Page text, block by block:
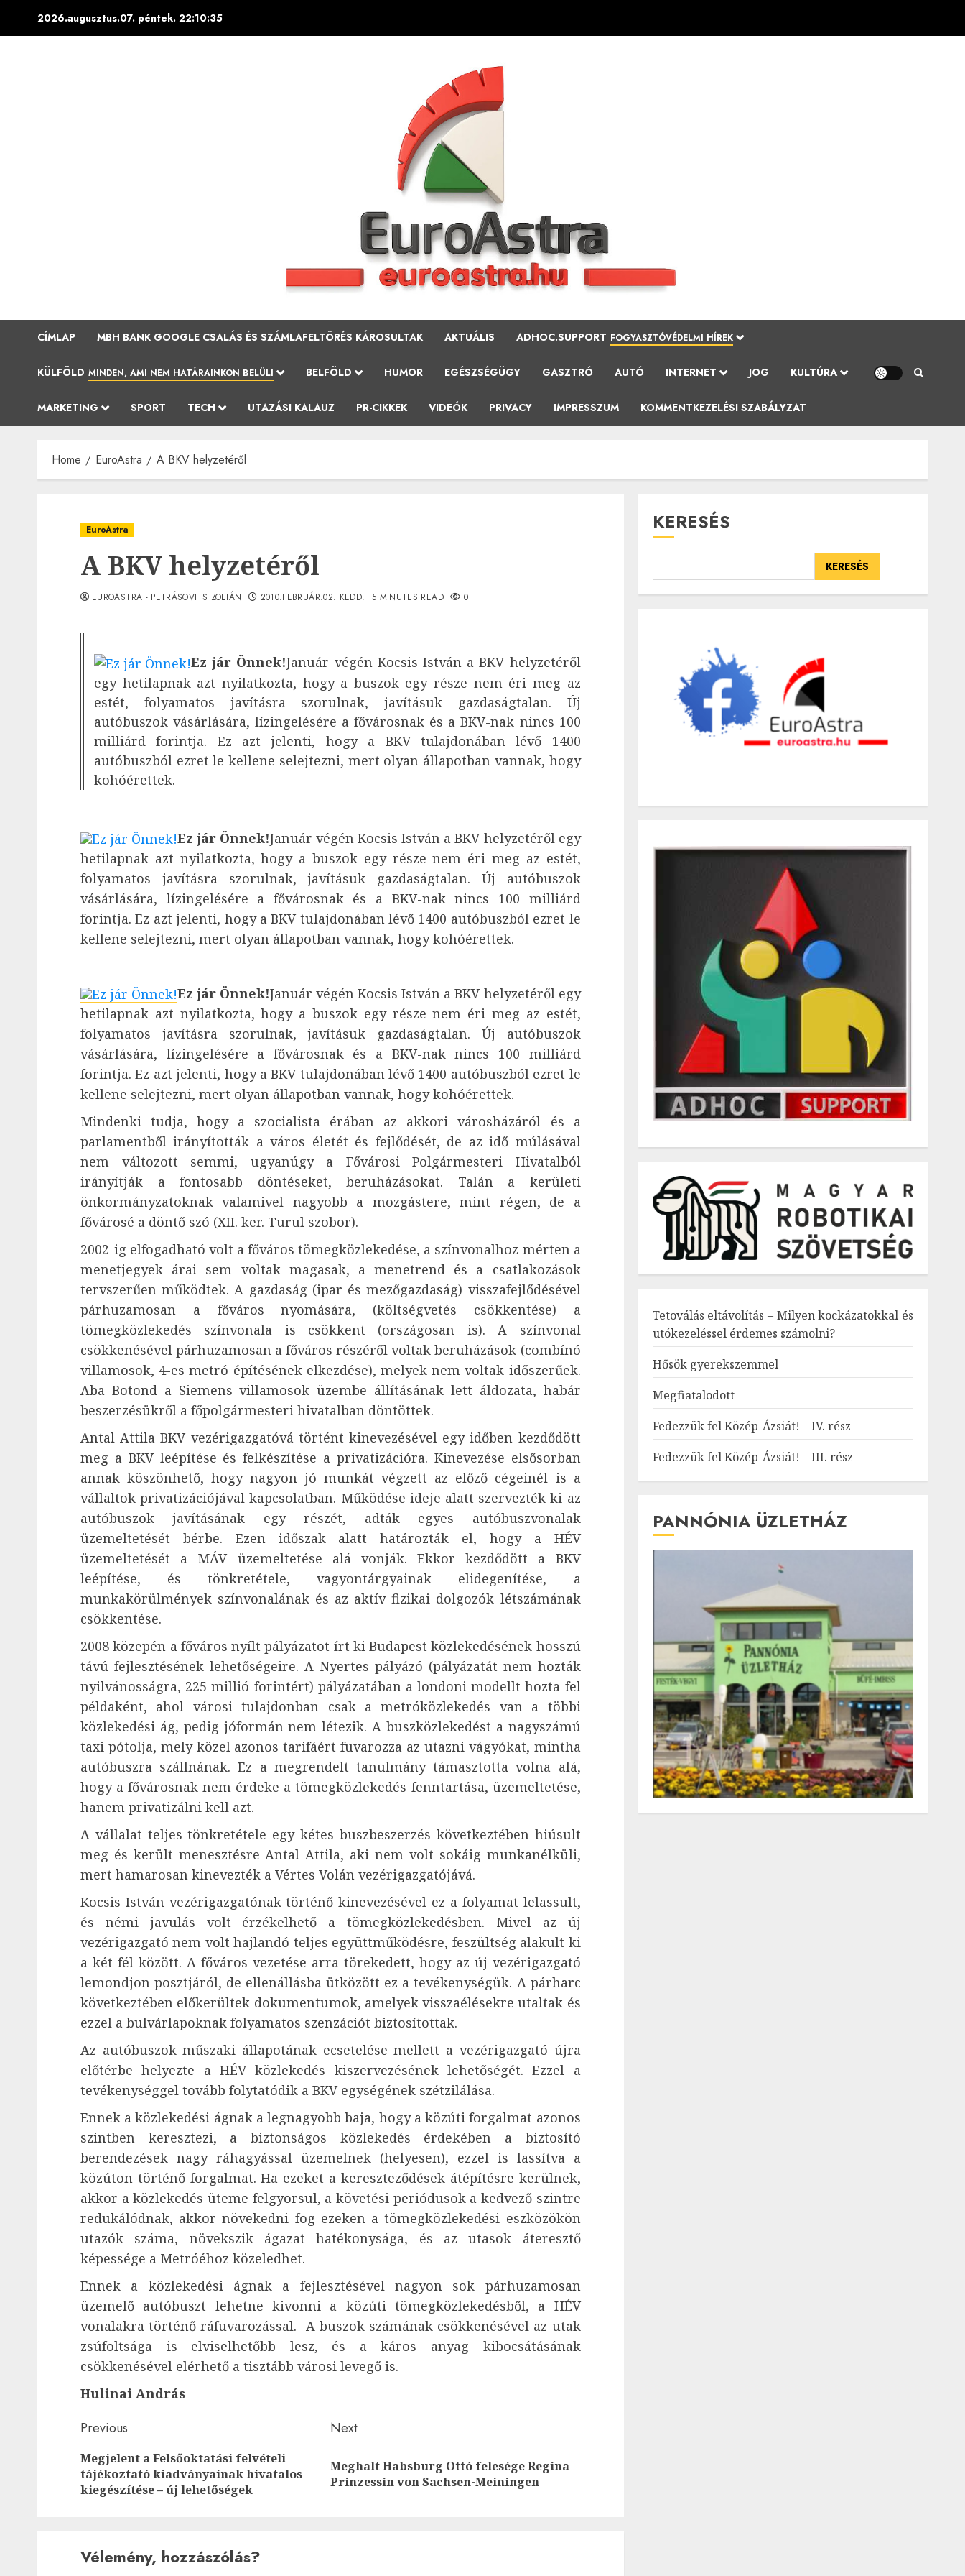
2026.augusztus.07. péntek. 22:10:36
CÍMLAP MBH BANK GOOGLE CSALÁS ÉS SZÁMLAFELTÖRÉS KÁROSULTAK AKTUÁLIS ADHOC.SUPPORT FOGYASZTÓVÉDELMI HÍREK
KÜLFÖLD MINDEN, AMI NEM HATÁRAINKON BELÜLI BELFÖLD HUMOR EGÉSZSÉGÜGY GASZTRÓ AUTÓ INTERNET JOG KULTÚRA
MARKETING SPORT TECH UTAZÁSI KALAUZ PR-CIKKEK VIDEÓK PRIVACY IMPRESSZUM KOMMENTKEZELÉSI SZABÁLYZAT
Home EuroAstra A BKV helyzetéről
EuroAstra
A BKV helyzetéről
EUROASTRA - PETRÁSOVITS ZOLTÁN 2010.FEBRUÁR.02. KEDD. 5 MINUTES READ 0
Ez jár Önnek!Január végén Kocsis István a BKV helyzetéről
egy hetilapnak azt nyilatkozta, hogy a buszok egy része nem éri meg az
estét, folyamatos javításra szorulnak, javításuk gazdaságtalan. Új
autóbuszok vásárlására, lízingelésére a fővárosnak és a BKV-nak nincs 100
milliárd forintja. Ez azt jelenti, hogy a BKV tulajdonában lévő 1400
autóbuszból ezret le kellene selejtezni, mert olyan állapotban vannak, hogy
kohóérettek.
Ez jár Önnek!Január végén Kocsis István a BKV helyzetéről egy
hetilapnak azt nyilatkozta, hogy a buszok egy része nem éri meg az estét,
folyamatos javításra szorulnak, javításuk gazdaságtalan. Új autóbuszok
vásárlására, lízingelésére a fővárosnak és a BKV-nak nincs 100 milliárd
forintja. Ez azt jelenti, hogy a BKV tulajdonában lévő 1400 autóbuszból ezret le
kellene selejtezni, mert olyan állapotban vannak, hogy kohóérettek.
Ez jár Önnek!Január végén Kocsis István a BKV helyzetéről egy
hetilapnak azt nyilatkozta, hogy a buszok egy része nem éri meg az estét,
folyamatos javításra szorulnak, javításuk gazdaságtalan. Új autóbuszok
vásárlására, lízingelésére a fővárosnak és a BKV-nak nincs 100 milliárd
forintja. Ez azt jelenti, hogy a BKV tulajdonában lévő 1400 autóbuszból ezret le
kellene selejtezni, mert olyan állapotban vannak, hogy kohóérettek.
Mindenki tudja, hogy a szocialista érában az akkori városházáról és a
parlamentből irányították a város életét és fejlődését, de az idő múlásával
nem változott semmi, ugyanúgy a Fővárosi Polgármesteri Hivatalból
irányítják a fontosabb döntéseket, beruházásokat. Talán a kerületi
önkormányzatoknak valamivel nagyobb a mozgástere, mint régen, de a
fővárosé a döntő szó (XII. ker. Turul szobor).
2002-ig elfogadható volt a főváros tömegközlekedése, a színvonalhoz mérten a
menetjegyek árai sem voltak magasak, a menetrend és a csatlakozások
tervszerűen működtek. A gazdaság (ipar és mezőgazdaság) visszafejlődésével
párhuzamosan a főváros nyomására, (költségvetés csökkentése) a
tömegközlekedés színvonala is csökkent (országosan is). A színvonal
csökkenésével párhuzamosan a főváros részéről voltak beruházások (combínó
villamosok, 4-es metró építésének elkezdése), melyek nem voltak időszerűek.
Aba Botond a Siemens villamosok üzembe állításának lett áldozata, habár
beszerzésükről a főpolgármesteri hivatalban döntöttek.
Antal Attila BKV vezérigazgatóvá történt kinevezésével egy időben kezdődött
meg a BKV leépítése és felkészítése a privatizációra. Kinevezése elsősorban
annak köszönhető, hogy nagyon jó munkát végzett az előző cégeinél is a
vállaltok privatizációjával kapcsolatban. Működése ideje alatt szervezték ki az
autóbuszok javításának egy részét, adták egyes autóbuszvonalak
üzemeltetését bérbe. Ezen időszak alatt határozták el, hogy a HÉV
üzemeltetését a MÁV üzemeltetése alá vonják. Ekkor kezdődött a BKV
leépítése, és tönkretétele, vagyontárgyainak elidegenítése, a
munkakörülmények színvonalának és az aktív fizikai dolgozók létszámának
csökkentése.
2008 közepén a főváros nyílt pályázatot írt ki Budapest közlekedésének hosszú
távú fejlesztésének lehetőségeire. A Nyertes pályázó (pályázatát nem hozták
nyilvánosságra, 225 millió forintért) pályázatában a londoni modellt hozta fel
példaként, ahol városi tulajdonban csak a metróközlekedés van a többi
közlekedési ág, pedig jóformán nem létezik. A buszközlekedést a nagyszámú
taxi pótolja, mely közel azonos tarifáért fuvarozza az utazni vágyókat, mintha
autóbuszra szállnának. Ez a megrendelt tanulmány támasztotta volna alá,
hogy a fővárosnak nem érdeke a tömegközlekedés fenntartása, üzemeltetése,
hanem privatizálni kell azt.
A vállalat teljes tönkretétele egy kétes buszbeszerzés következtében hiúsult
meg és került menesztésre Antal Attila, aki nem volt sokáig munkanélküli,
mert hamarosan kinevezték a Vértes Volán vezérigazgatójává.
Kocsis István vezérigazgatónak történő kinevezésével ez a folyamat lelassult,
és némi javulás volt érzékelhető a tömegközlekedésben. Mivel az új
vezérigazgató nem volt hajlandó teljes együttműködésre, feszültség alakult ki
a két fél között. A főváros vezetése arra törekedett, hogy az új vezérigazgató
lemondjon posztjáról, de ellenállásba ütközött ez a tevékenységük. A párharc
következtében előkerültek dokumentumok, amelyek visszaélésekre utaltak és
ezzel a bulvárlapoknak folyamatos szenzációt biztosítottak.
Az autóbuszok műszaki állapotának ecsetelése mellett a vezérigazgató újra
előtérbe helyezte a HÉV közlekedés kiszervezésének lehetőségét. Ezzel a
tevékenységgel tovább folytatódik a BKV egységének szétzilálása.
Ennek a közlekedési ágnak a legnagyobb baja, hogy a közúti forgalmat azonos
szintben keresztezi, a biztonságos közlekedés érdekében a biztosító
berendezések nagy ráhagyással üzemelnek (helyesen), ezzel is lassítva a
közúton történő forgalmat. Ha ezeket a kereszteződések átépítésre kerülnek,
akkor a közlekedés üteme felgyorsul, a követési periódusok a kedvező szintre
redukálódnak, akkor növekedni fog ezeken a tömegközlekedési eszközökön
utazók száma, növekszik ágazat hatékonysága, és az utasok áteresztő
képessége a Metróéhoz közeledhet.
Ennek a közlekedési ágnak a fejlesztésével nagyon sok párhuzamosan
üzemelő autóbuszt lehetne kivonni a közúti tömegközlekedésből, a HÉV
vonalakra történő ráfuvarozással. A buszok számának csökkenésével az utak
zsúfoltsága is elviselhetőbb lesz, és a káros anyag kibocsátásának
csökkenésével elérhető a tisztább városi levegő is.
Hulinai András
Post
navigation
Previous
Previous
post:
Megjelent a Felsőoktatási felvételi
tájékoztató kiadványainak hivatalos
kiegészítése – új lehetőségek
Next
Next
post:
Meghalt Habsburg Ottó felesége Regina
Prinzessin von Sachsen-Meiningen
Vélemény, hozzászólás?
KERESÉS
KERESÉS
Tetoválás eltávolítás – Milyen kockázatokkal és
utókezeléssel érdemes számolni?
Hősök gyerekszemmel
Megfiatalodott
Fedezzük fel Közép-Ázsiát! – IV. rész
Fedezzük fel Közép-Ázsiát! – III. rész
PANNÓNIA ÜZLETHÁZ